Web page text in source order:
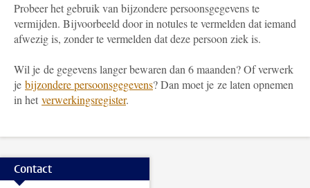
Probeer het gebruik van bijzondere persoonsgegevens te
vermijden. Bijvoorbeeld door in notules te vermelden dat iemand
afwezig is, zonder te vermelden dat deze persoon ziek is.
Wil je de gegevens langer bewaren dan 6 maanden? Of verwerk
je bijzondere persoonsgegevens? Dan moet je ze laten opnemen
in het verwerkingsregister.
Contact